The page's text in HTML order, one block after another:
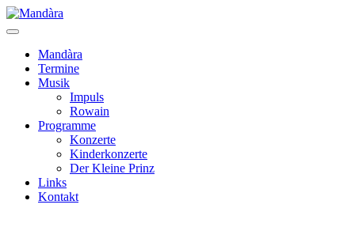
Mandàra
Termine
Musik
Impuls
Rowain
Programme
Konzerte
Kinderkonzerte
Der Kleine Prinz
Links
Kontakt